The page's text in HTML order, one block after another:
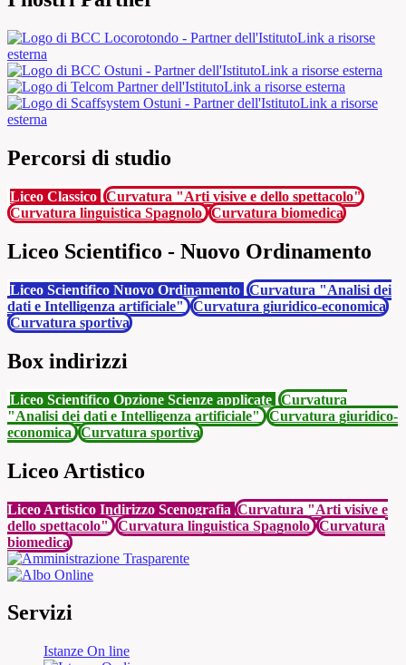
Link a risorse
esterna
Link a risorse esterna
Link a risorse esterna
Link a risorse
esterna
Percorsi di studio
Liceo Classico Curvatura "Arti visive e dello spettacolo"
Curvatura linguistica Spagnolo Curvatura biomedica
Liceo Scientifico - Nuovo Ordinamento
Liceo Scientifico Nuovo Ordinamento Curvatura "Analisi dei
dati e Intelligenza artificiale"
Curvatura giuridico-economica
Curvatura sportiva
Box indirizzi
Liceo Scientifico Opzione Scienze applicate Curvatura
"Analisi dei dati e Intelligenza artificiale"
Curvatura giuridico-
economica
Curvatura sportiva
Liceo Artistico
Liceo Artistico Indirizzo Scenografia Curvatura "Arti visive e
dello spettacolo"
Curvatura linguistica Spagnolo Curvatura
biomedica
Servizi
Istanze On line